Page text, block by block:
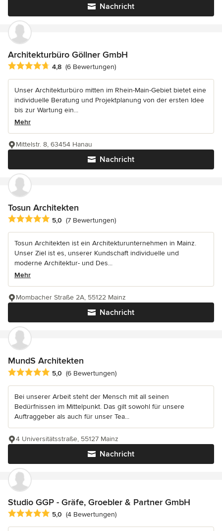
Nachricht
Architekturbüro Göllner GmbH
Durchschnittliche Bewertung: 4.8 von 5 Sternen
4,8 (6 Bewertungen)
Unser Architekturbüro mitten im Rhein-Main-Gebiet bietet eine
individuelle Beratung und Projektplanung von der ersten Idee
bis zur Wartung ein...
Mehr
Nachricht
Mittelstr. 8, 63454 Hanau
Tosun Architekten
Durchschnittliche Bewertung: 5 von 5 Sternen
5,0 (7 Bewertungen)
Tosun Architekten ist ein Architekturunternehmen in Mainz.
Unser Ziel ist es, unserer Kundschaft individuelle und
moderne Architektur- und Des...
Mehr
Nachricht
Mombacher Straße 2A, 55122 Mainz
MundS Architekten
Durchschnittliche Bewertung: 5 von 5 Sternen
5,0 (6 Bewertungen)
Bei unserer Arbeit steht der Mensch mit all seinen
Bedürfnissen im Mittelpunkt. Das gilt sowohl für unsere
Auftraggeber als auch für unser Tea...
Nachricht
4 Universitätsstraße, 55127 Mainz
Studio GGP - Gräfe, Groebler & Partner GmbH
Durchschnittliche Bewertung: 5 von 5 Sternen
5,0 (4 Bewertungen)